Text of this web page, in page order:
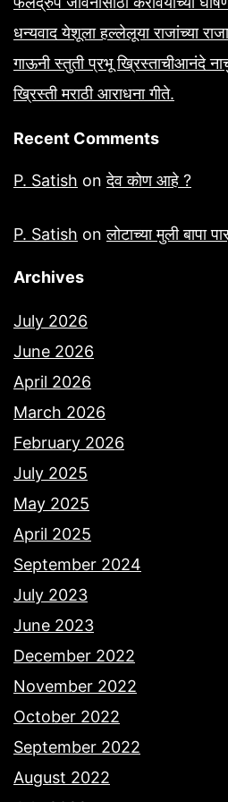
धन्यवाद येशूला हल्लेलूया राजांच्या
गाऊनी स्तुती प्रभू ख्रिस्ताचीआनंदे
ख्रिस्ती मराठी आराधना गीते.
Recent Comments
P. Satish onदेव कोण आहे ?
P. Satish onलोटाच्या मुली बापा
Archives
July 2026
June 2026
April 2026
March 2026
February 2026
July 2025
May 2025
April 2025
September 2024
July 2023
June 2023
December 2022
November 2022
October 2022
September 2022
August 2022